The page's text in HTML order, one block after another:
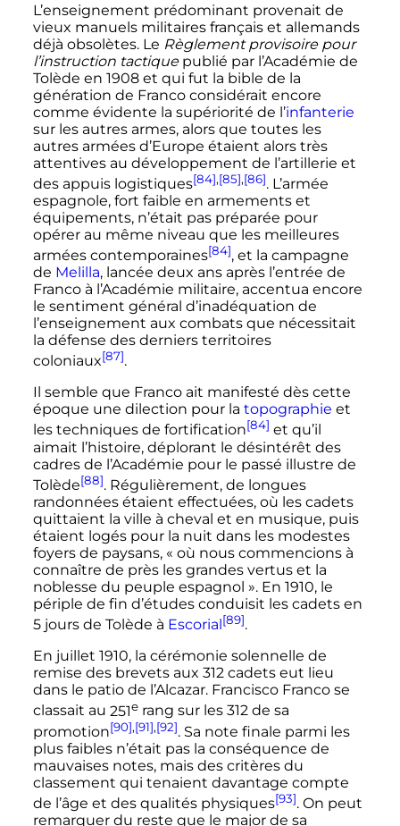
L’enseignement prédominant provenait de
vieux manuels militaires français et allemands
déjà obsolètes. Le Règlement provisoire pour
l’instruction tactiquepublié par l’Académie de
Tolède en 1908 et qui fut la bible de la
génération de Franco considérait encore
comme évidente la supériorité de l’infanterie
sur les autres armes, alors que toutes les
autres armées d’Europe étaient alors très
attentives au développement de l’artillerie et
des appuis logistiques[84],[85],[86]. L’armée
espagnole, fort faible en armements et
équipements, n’était pas préparée pour
opérer au même niveau que les meilleures
armées contemporaines[84], et la campagne
de Melilla, lancée deux ans après l’entrée de
Franco à l’Académie militaire, accentua encore
le sentiment général d’inadéquation de
l’enseignement aux combats que nécessitait
la défense des derniers territoires
coloniaux[87].
Il semble que Franco ait manifesté dès cette
époque une dilection pour la topographie et
les techniques de fortification[84] et qu’il
aimait l’histoire, déplorant le désintérêt des
cadres de l’Académie pour le passé illustre de
Tolède[88]. Régulièrement, de longues
randonnées étaient effectuées, où les cadets
quittaient la ville à cheval et en musique, puis
étaient logés pour la nuit dans les modestes
foyers de paysans, « où nous commencions à
connaître de près les grandes vertus et la
noblesse du peuple espagnol ». En 1910, le
périple de fin d’études conduisit les cadets en
5 joursde Tolède à Escorial [89].
En juillet 1910, la cérémonie solennelle de
remise des brevets aux 312 cadetseut lieu
dans le patio de l’Alcazar. Francisco Franco se
classait au 251erang sur les 312 de sa
promotion[90],[91],[92]. Sa note finale parmi les
plus faibles n’était pas la conséquence de
mauvaises notes, mais des critères du
classement qui tenaient davantage compte
de l’âge et des qualités physiques[93]. On peut
remarquer du reste que le major de sa